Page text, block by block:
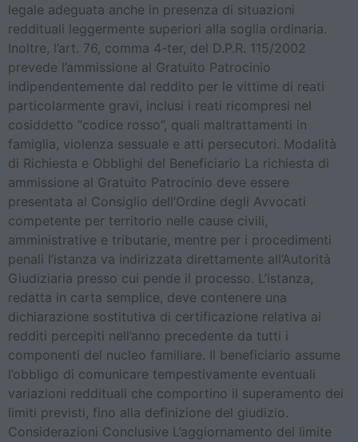
legale adeguata anche in presenza di situazioni
reddituali leggermente superiori alla soglia ordinaria.
Inoltre, l’art. 76, comma 4-ter, del D.P.R. 115/2002
prevede l’ammissione al Gratuito Patrocinio
indipendentemente dal reddito per le vittime di reati
particolarmente gravi, inclusi i reati ricompresi nel
cosiddetto “codice rosso”, quali maltrattamenti in
famiglia, violenza sessuale e atti persecutori. Modalità
di Richiesta e Obblighi del Beneficiario La richiesta di
ammissione al Gratuito Patrocinio deve essere
presentata al Consiglio dell’Ordine degli Avvocati
competente per territorio nelle cause civili,
amministrative e tributarie, mentre per i procedimenti
penali l’istanza va indirizzata direttamente all’Autorità
Giudiziaria presso cui pende il processo. L’istanza,
redatta in carta semplice, deve contenere una
dichiarazione sostitutiva di certificazione relativa ai
redditi percepiti nell’anno precedente da tutti i
componenti del nucleo familiare. Il beneficiario assume
l’obbligo di comunicare tempestivamente eventuali
variazioni reddituali che comportino il superamento dei
limiti previsti, fino alla definizione del giudizio.
Considerazioni Conclusive L’aggiornamento del limite